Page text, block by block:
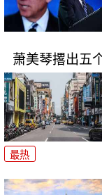
萧美琴撂出五
最热